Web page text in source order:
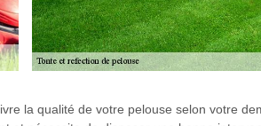
la qualité de votre pelouse selon votre